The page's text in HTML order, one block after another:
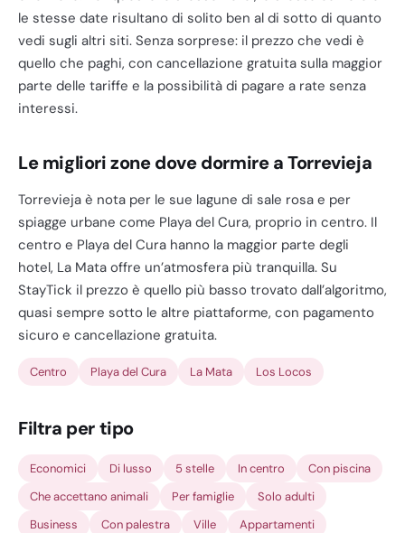
le stesse date risultano di solito ben al di sotto di quanto
vedi sugli altri siti. Senza sorprese: il prezzo che vedi è
quello che paghi, con cancellazione gratuita sulla maggior
parte delle tariffe e la possibilità di pagare a rate senza
interessi.
Le migliori zone dove dormire a Torrevieja
Torrevieja è nota per le sue lagune di sale rosa e per
spiagge urbane come Playa del Cura, proprio in centro. Il
centro e Playa del Cura hanno la maggior parte degli
hotel, La Mata offre un’atmosfera più tranquilla. Su
StayTick il prezzo è quello più basso trovato dall’algoritmo,
quasi sempre sotto le altre piattaforme, con pagamento
sicuro e cancellazione gratuita.
Centro Playa del Cura La Mata Los Locos
Filtra per tipo
Economici Di lusso 5 stelle In centro
Con piscina
Che accettano animali
Per famiglie
Solo adulti
Business
Con palestra Ville
Appartamenti